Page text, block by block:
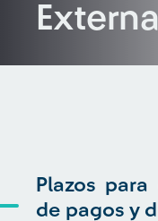
Plazos
de pagos y